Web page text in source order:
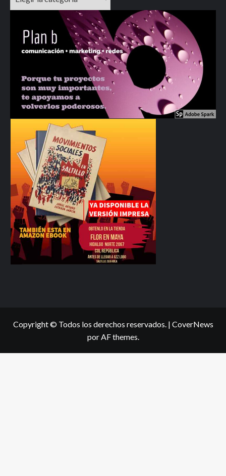
Copyright © Todos los derechos reservados. | CoverNews
por AF themes.